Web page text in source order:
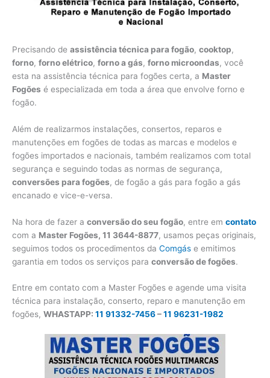
Precisando de assistência técnica para fogão, cooktop,
forno, forno elétrico, forno a gás, forno microondas, você
esta na assistência técnica para fogões certa, a Master
Fogões é especializada em toda a área que envolve forno e
fogão.
Além de realizarmos instalações, consertos, reparos e
manutenções em fogões de todas as marcas e modelos e
fogões importados e nacionais, também realizamos com total
segurança e seguindo todas as normas de segurança,
conversões para fogões, de fogão a gás para fogão a gás
encanado e vice-e-versa.
Na hora de fazer a conversão do seu fogão, entre em contato
com a Master Fogões, 11 3644-8877, usamos peças originais,
seguimos todos os procedimentos da Comgás e emitimos
garantia em todos os serviços para conversão de fogões.
Entre em contato com a Master Fogões e agende uma visita
técnica para instalação, conserto, reparo e manutenção em
fogões, WHASTAPP: 11 91332-7456–11 96231-1982